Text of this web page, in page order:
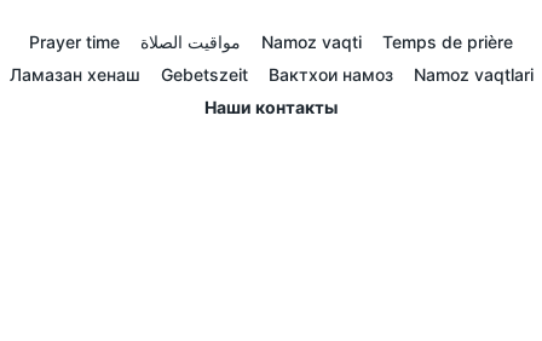
Prayer time مواقيت الصلاة Namoz vaqti
Temps de prière
Ламазан хенаш
Gebetszeit Вактхои намоз
Namoz vaqtlari
Наши контакты